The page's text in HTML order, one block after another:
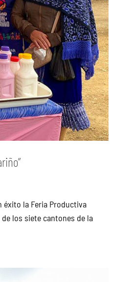
éxito la Feria Productiva
los siete cantones de la